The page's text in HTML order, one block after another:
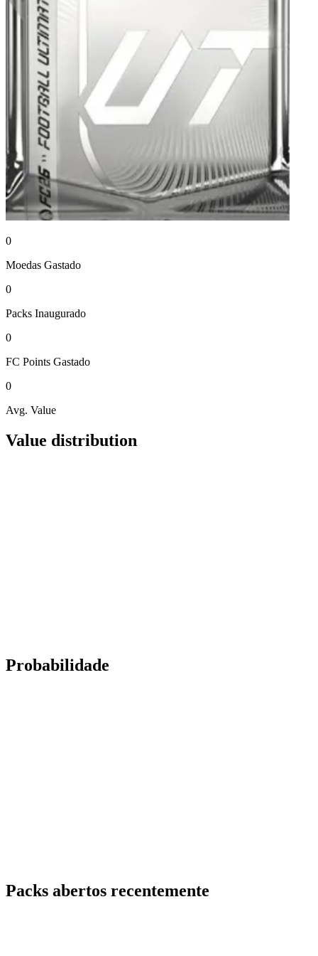
0
Moedas Gastado
0
Packs Inaugurado
0
FC Points Gastado
0
Avg. Value
Value distribution
Probabilidade
Packs abertos recentemente